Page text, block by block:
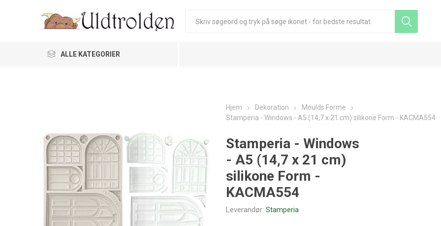
ALLE KATEGORIER
Hjem Dekoration
Moulds Forme
Stamperia - Windows - A5 (14,7 x 21 cm) silikone Form - KACMA554
Stamperia - Windows
- A5 (14,7 x 21 cm)
silikone Form -
KACMA554
Leverandør: Stamperia